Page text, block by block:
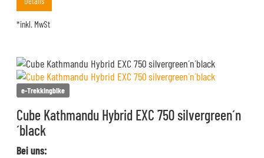
*inkl. MwSt
e-Trekkingbike
Cube Kathmandu Hybrid EXC 750 silvergreen´n
´black
Bei uns: